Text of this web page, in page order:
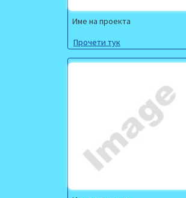
Име на проекта
Прочети тук